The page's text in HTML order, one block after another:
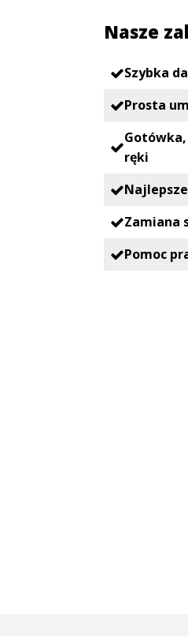
Nasze
Szybka
Prosta
ręki
Zamiana
Pomoc